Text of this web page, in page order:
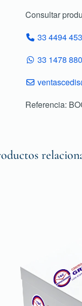
Consultar
33 4494
33 1478
Referencia: